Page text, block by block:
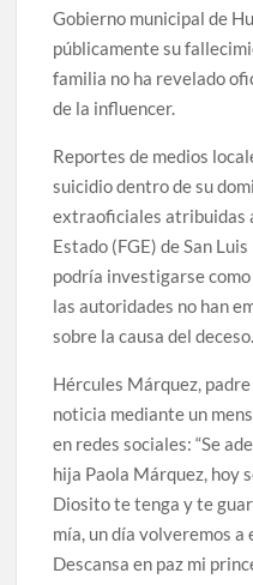
Gobierno municipal de
públicamente su
familia no ha revelado
de la influencer.
Reportes de medios
suicidio dentro de su
extraoficiales atribuidas
Estado (FGE) de San
podría investigarse
las autoridades no han
sobre la causa del deceso.
Hércules Márquez,
noticia mediante un
en redes sociales: “Se
hija Paola Márquez, hoy
Diosito te tenga y te
mía, un día volveremos
Descansa en paz mi